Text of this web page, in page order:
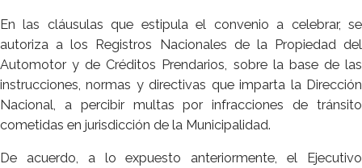
En las cláusulas que estipula el convenio a celebrar, se
autoriza a los Registros Nacionales de la Propiedad del
Automotor y de Créditos Prendarios, sobre la base de las
instrucciones, normas y directivas que imparta la Dirección
Nacional, a percibir multas por infracciones de tránsito
cometidas en jurisdicción de la Municipalidad.
De acuerdo, a lo expuesto anteriormente, el Ejecutivo